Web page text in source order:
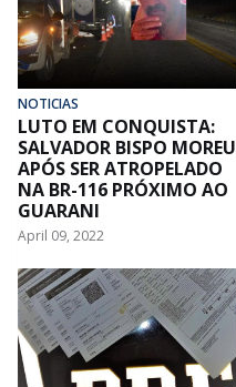
NOTICIAS
LUTO EM CONQUISTA:
SALVADOR BISPO MOREU
APÓS SER ATROPELADO
NA BR-116 PRÓXIMO AO
GUARANI
April 09, 2022